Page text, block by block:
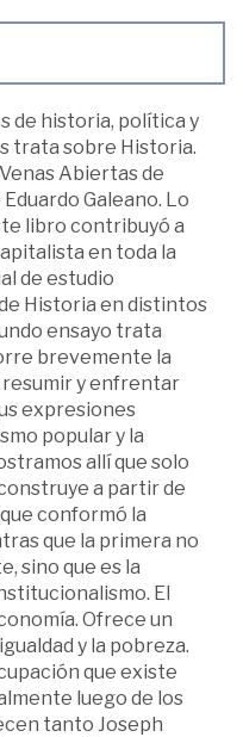
de historia, política y
trata sobre Historia.
Abiertas de
Galeano. Lo
libro contribuyó a
en toda la
de estudio
Historia en distintos
ensayo trata
brevemente la
y enfrentar
expresiones
popular y la
allí que solo
a partir de
conformó la
que la primera no
sino que es la
El
Ofrece un
y la pobreza.
que existe
luego de los
tanto Joseph